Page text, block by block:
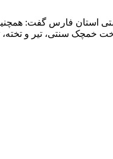
استان فارس گفت: